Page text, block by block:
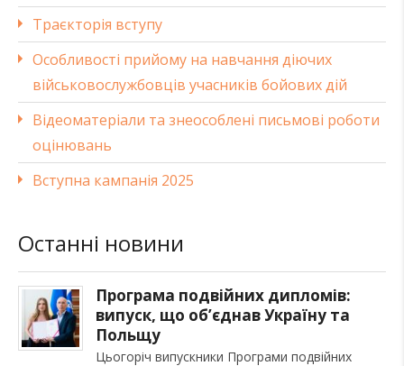
Траєкторія вступу
Особливості прийому на навчання діючих
військовослужбовців учасників бойових дій
Відеоматеріали та знеособлені письмові роботи
оцінювань
Вступна кампанія 2025
Останні новини
Програма подвійних дипломів:
випуск, що об’єднав Україну та
Польщу
Цьогоріч випускники Програми подвійних